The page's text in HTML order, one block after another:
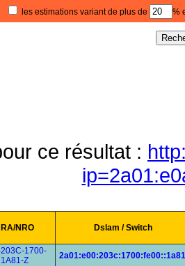
les estimations variant de plus de %
ce résultat :
NRO Dslam / Switch
1700-
1A81-Z
2a01:e00:203c:1700:fe00::1a81